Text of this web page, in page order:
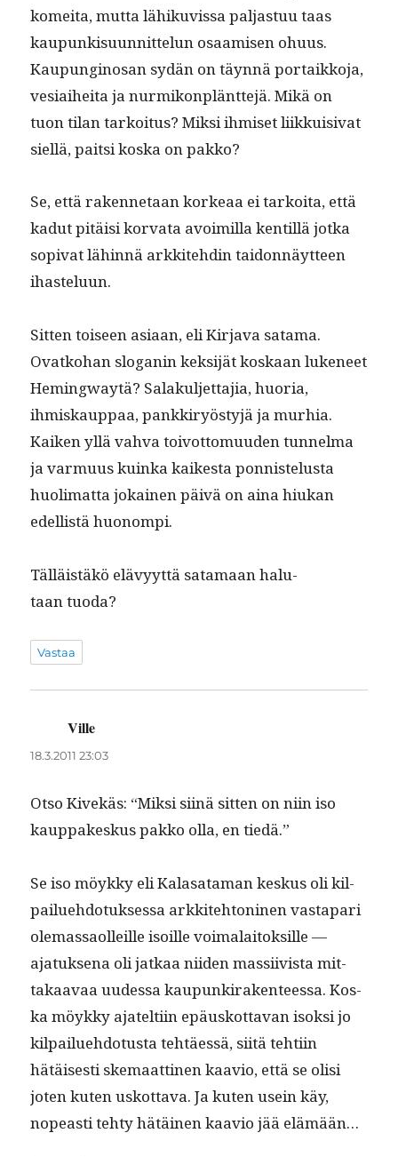
komei­ta, mut­ta lähiku­vis­sa pal­jas­tuu taas
kaupunkisu­un­nit­telun osaamisen ohu­us.
Kaupungi­nosan sydän on täyn­nä por­taikko­ja,
vesi­ai­hei­ta ja nur­mikon­plänt­te­jä. Mikä on
tuon tilan tarkoi­tus? Mik­si ihmiset liikkuisi­vat
siel­lä, pait­si kos­ka on pakko?
Se, että raken­netaan korkeaa ei tarkoi­ta, että
kadut pitäisi kor­va­ta avoimil­la ken­til­lä jot­ka
sopi­vat lähin­nä arkkite­hdin taidon­näyt­teen
ihasteluun.
Sit­ten toiseen asi­aan, eli Kir­ja­va sata­ma.
Ovatko­han slo­ganin kek­si­jät koskaan luke­neet
Hem­ing­waytä? Salakul­jet­ta­jia, huo­ria,
ihmiskaup­paa, pankkiryöstyjä ja murhia.
Kaiken yllä vah­va toiv­ot­to­muu­den tun­nel­ma
ja var­muus kuin­ka kaikesta pon­nis­telus­ta
huoli­mat­ta jokainen päivä on aina hiukan
edel­listä huonompi.
Täl­läistäkö elävyyt­tä sata­maan halu­
taan tuoda?
Vastaa
Ville
18.3.2011 23:03
Otso Kivekäs: “Mik­si siinä sit­ten on niin iso
kaup­pakeskus pakko olla, en tiedä.”
Se iso möykky eli Kalasa­ta­man keskus oli kil­
pailue­hdo­tuk­ses­sa arkkite­htoni­nen vastapari
ole­mas­saolleille isoille voimalaitok­sille —
ajatuk­se­na oli jatkaa niiden mas­si­ivista mit­
takaavaa uudessa kaupunki­rak­en­teessa. Kos­
ka möykky ajatelti­in epäuskot­ta­van isok­si jo
kil­pailue­hdo­tus­ta tehtäessä, siitä tehti­in
hätäis­es­ti ske­maat­ti­nen kaavio, että se olisi
joten kuten uskot­ta­va. Ja kuten usein käy,
nopeasti tehty hätäi­nen kaavio jää elämään…